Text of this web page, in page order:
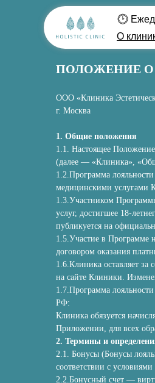
О
ПОЛОЖЕНИЕ О
ООО «Клиника
г. Москва
1. Общие положения
1.1. Настоящее
(далее — «Клиника»,
1.2.Программа
медицинскими услугами
1.3.Участником
услуг, достигшее 18-
публикуется на
1.5.Участие в Программе
договором оказания
1.6.Клиника оставляет
на сайте Клиники.
1.7.Программа
РФ:
Клиника обязуется
Приложении, для всех
2. Термины и
2.1. Бонусы (Бонусы
соответствии с
2.2.Бонусный счет —